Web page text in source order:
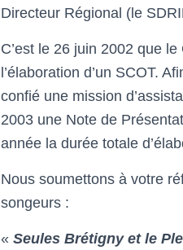
Directeur Régional (le
C’est le 26 juin 2002 que
l’élaboration d’un SCOT.
confié une mission
2003 une Note de
année la durée totale
Nous soumettons à votre
songeurs :
« Seules Brétigny et le